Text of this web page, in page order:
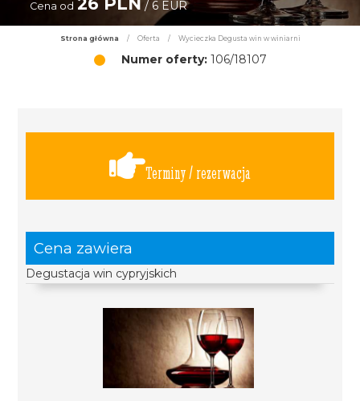
Cena od / 6 EUR
Strona główna / Oferta / Wycieczka Degusta win w winiarni
Numer oferty:106/18107
Terminy / rezerwacja
Cena zawiera
Degustacja win cypryjskich